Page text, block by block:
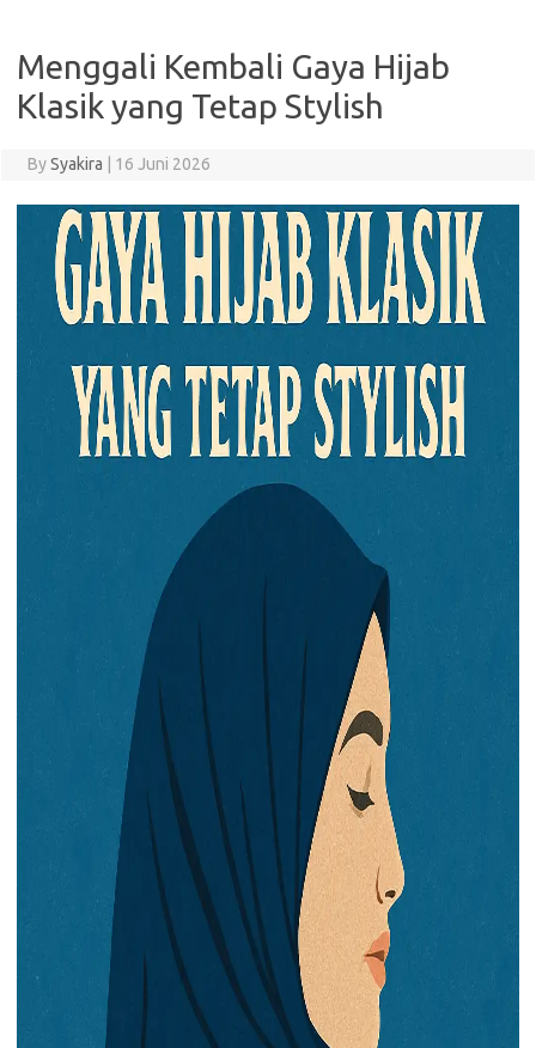
Menggali Kembali Gaya Hijab
Klasik yang Tetap Stylish
BySyakira 16 Juni 2026